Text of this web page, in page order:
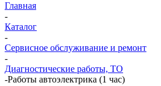
Главная
-
Каталог
-
Сервисное обслуживание и ремонт
-
Диагностические работы, ТО
-Работы автоэлектрика (1 час)